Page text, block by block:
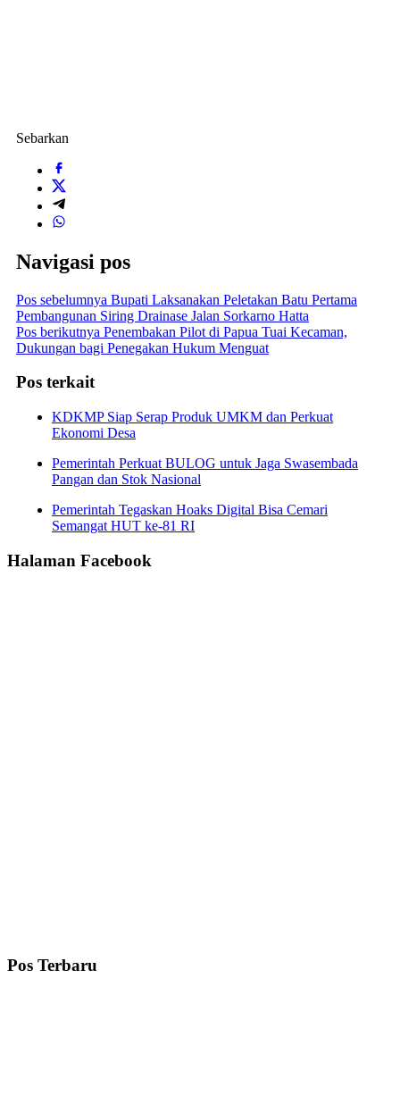
Sebarkan
Navigasi pos
Pos sebelumnya Bupati Laksanakan Peletakan Batu Pertama
Pembangunan Siring Drainase Jalan Sorkarno Hatta
Pos berikutnya Penembakan Pilot di Papua Tuai Kecaman,
Dukungan bagi Penegakan Hukum Menguat
Pos terkait
KDKMP Siap Serap Produk UMKM dan Perkuat
Ekonomi Desa
Pemerintah Perkuat BULOG untuk Jaga Swasembada
Pangan dan Stok Nasional
Pemerintah Tegaskan Hoaks Digital Bisa Cemari
Semangat HUT ke-81 RI
Halaman Facebook
Pos Terbaru